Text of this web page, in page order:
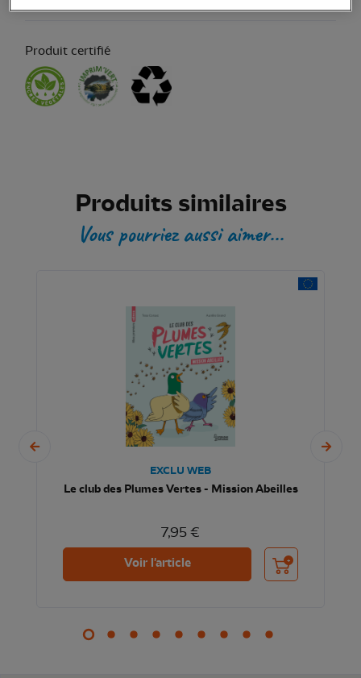
Produit certifié
Produits similaires
Vous pourriez aussi aimer...
EXCLU WEB
Le club des Plumes Vertes - Mission Abeilles
7,95 €
Voir l'article Ajouter au panier